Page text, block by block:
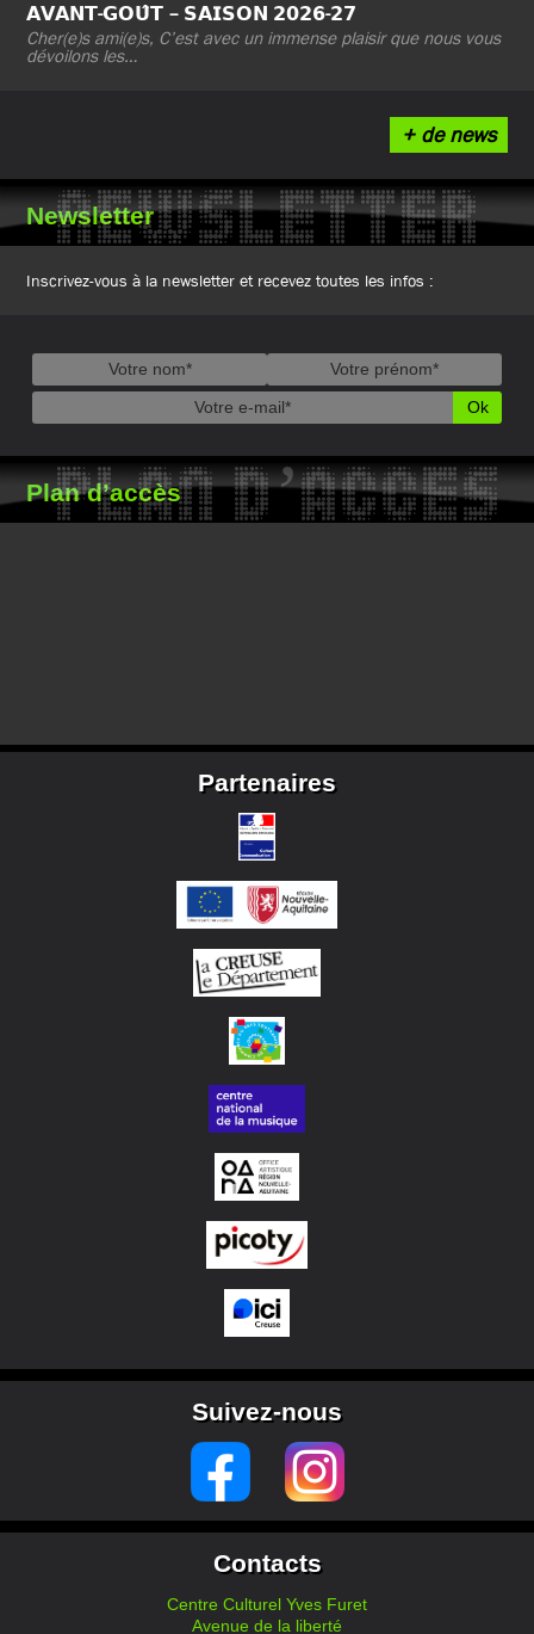
𝗔𝗩𝗔𝗡𝗧-𝗚𝗢𝗨̂𝗧 – 𝗦𝗔𝗜𝗦𝗢𝗡 𝟮𝟬𝟮𝟲-𝟮𝟳
Cher(e)s ami(e)s, C’est avec un immense plaisir que nous vous
dévoilons les…
+ de news
Newsletter
NEWSLETTER
Inscrivez-vous à la newsletter et recevez toutes les infos :
Plan d’accès
PLAN D’ACCES
Partenaires
Suivez-nous
Contacts
Centre Culturel Yves Furet
Avenue de la liberté